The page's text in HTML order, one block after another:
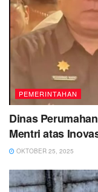
PEMERINTAHAN
Dinas
Mentri atas
OKTOBER 25, 2025